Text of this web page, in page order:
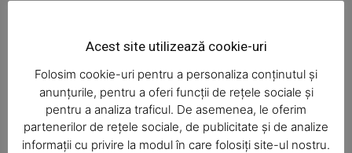
Şofa beat, cu permisul suspendat
I-aţi văzut?
Acest site utilizează cookie-uri
Folosim cookie-uri pentru a personaliza conținutul și
anunțurile, pentru a oferi funcții de rețele sociale și
pentru a analiza traficul. De asemenea, le oferim
partenerilor de rețele sociale, de publicitate și de analize
informații cu privire la modul în care folosiți site-ul nostru.